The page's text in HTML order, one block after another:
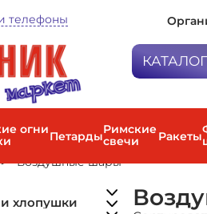
телефоны
Петарды
Ракеты
огниПетардыРимские
свечи
Ракеты
Воздушные шары
хлопушки
20 м)
(20–40 м)